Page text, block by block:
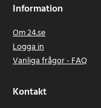
Information
Om 24.se
Logga in
Vanliga frågor - FAQ
Kontakt